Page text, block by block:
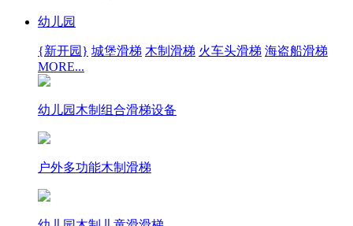
幼儿园
{新开园} 城堡滑梯 木制滑梯 火车头滑梯 海盗船滑梯
MORE...
幼儿园木制组合滑梯设备
户外多功能木制滑梯